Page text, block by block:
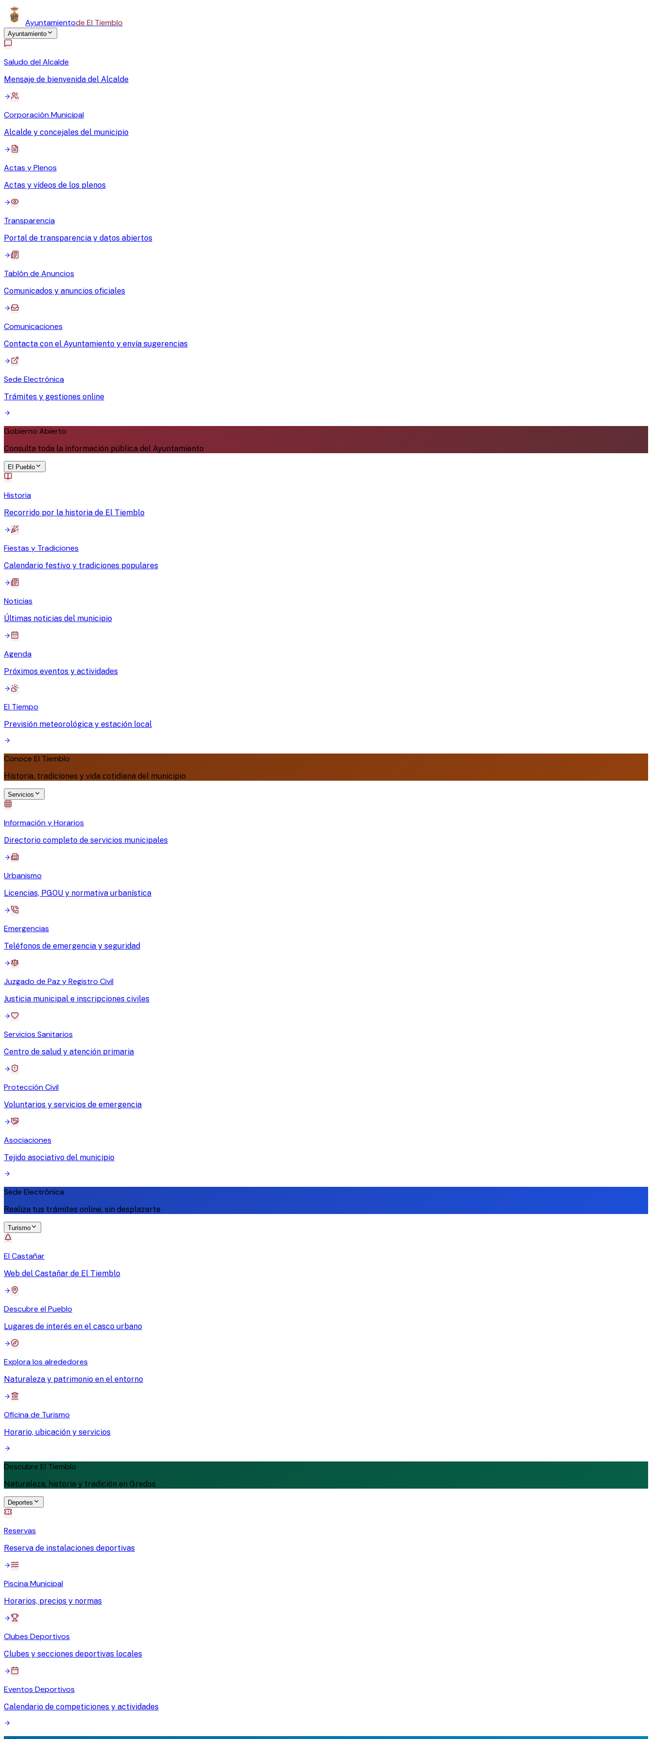
Ayuntamientode El Tiemblo
Ayuntamiento
Saludo del Alcalde
Mensaje de bienvenida del Alcalde
Corporación Municipal
Alcalde y concejales del municipio
Actas y Plenos
Actas y vídeos de los plenos
Transparencia
Portal de transparencia y datos abiertos
Tablón de Anuncios
Comunicados y anuncios oficiales
Comunicaciones
Contacta con el Ayuntamiento y envía sugerencias
Sede Electrónica
Trámites y gestiones online
Gobierno Abierto
Consulta toda la información pública del Ayuntamiento
El Pueblo
Historia
Recorrido por la historia de El Tiemblo
Fiestas y Tradiciones
Calendario festivo y tradiciones populares
Noticias
Últimas noticias del municipio
Agenda
Próximos eventos y actividades
El Tiempo
Previsión meteorológica y estación local
Conoce El Tiemblo
Historia, tradiciones y vida cotidiana del municipio
Servicios
Información y Horarios
Directorio completo de servicios municipales
Urbanismo
Licencias, PGOU y normativa urbanística
Emergencias
Teléfonos de emergencia y seguridad
Juzgado de Paz y Registro Civil
Justicia municipal e inscripciones civiles
Servicios Sanitarios
Centro de salud y atención primaria
Protección Civil
Voluntarios y servicios de emergencia
Asociaciones
Tejido asociativo del municipio
Sede Electrónica
Realiza tus trámites online, sin desplazarte
Turismo
El Castañar
Web del Castañar de El Tiemblo
Descubre el Pueblo
Lugares de interés en el casco urbano
Explora los alrededores
Naturaleza y patrimonio en el entorno
Oficina de Turismo
Horario, ubicación y servicios
Descubre El Tiemblo
Naturaleza, historia y tradición en Gredos
Deportes
Reservas
Reserva de instalaciones deportivas
Piscina Municipal
Horarios, precios y normas
Clubes Deportivos
Clubes y secciones deportivas locales
Eventos Deportivos
Calendario de competiciones y actividades